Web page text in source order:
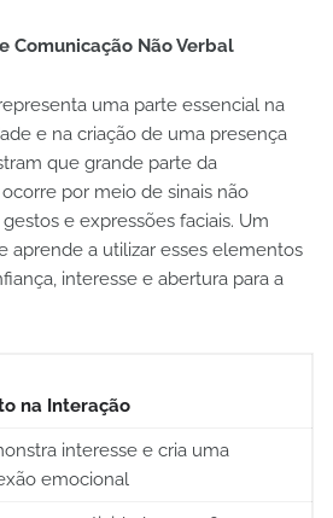
Comunicação Não Verbal
uma parte essencial na
e na criação de uma presença
que grande parte da
por meio de sinais não
e expressões faciais. Um
aprende a utilizar esses elementos
interesse e abertura para a
na Interação
interesse e cria uma
emocional